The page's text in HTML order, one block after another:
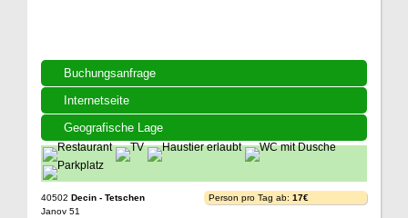
Buchungsanfrage
Internetseite
Geografische Lage
40502 Decin - Tetschen
Janov 51
Person pro Tag ab: 17€